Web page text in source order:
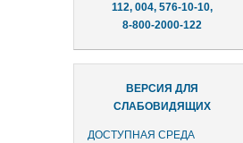
112, 004, 576-10-10,
8-800-2000-122
ВЕРСИЯ ДЛЯ
СЛАБОВИДЯЩИХ
ДОСТУПНАЯ СРЕДА